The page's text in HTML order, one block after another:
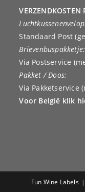
VERZENDKOSTEN
Standaard Post
Brievenbuspakketje:
Via Postservice
Pakket / Doos:
Via Pakketservice
Voor België klik
Fun Wine Labels